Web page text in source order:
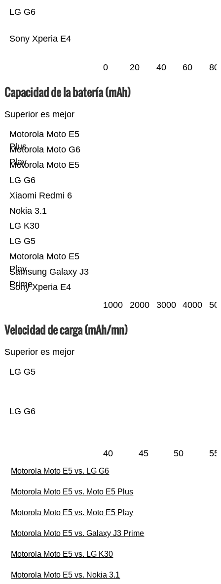
Sony Xperia E4
LG G6
0 20 40 60 80
Capacidad de la batería (mAh)
Superior es mejor
Sony Xperia E4
Samsung Galaxy J3
Prime
Motorola Moto E5
Play
LG G5
LG K30
Nokia 3.1
Xiaomi Redmi 6
LG G6
Motorola Moto E5
Motorola Moto G6
Play
Motorola Moto E5
Plus
1000 2000 3000 4000
Velocidad de carga (mAh/mn)
Superior es mejor
LG G6
LG G5
40 45 50 55
Motorola Moto E5 vs. LG G6
Motorola Moto E5 vs. Moto E5 Plus
Motorola Moto E5 vs. Moto E5 Play
Motorola Moto E5 vs. Galaxy J3 Prime
Motorola Moto E5 vs. LG K30
Motorola Moto E5 vs. Nokia 3.1